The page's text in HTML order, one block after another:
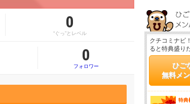
0
“ぐっ”とレベル
0
フォロワー
クチコミナビ
ると特典盛り
ひご
無料メ